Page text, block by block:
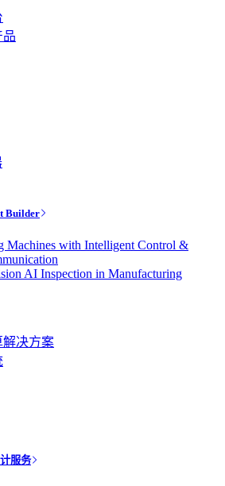
品
Builder
Machines with Intelligent Control &
AI Inspection in Manufacturing
决方案
服务